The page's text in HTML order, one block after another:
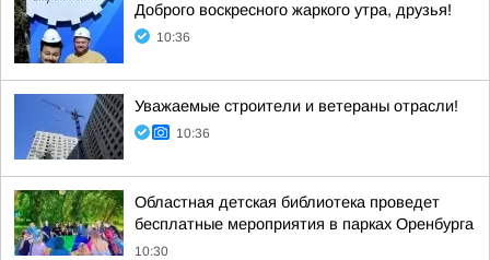
Доброго воскресного жаркого утра, друзья!
10:36
Уважаемые строители и ветераны отрасли!
10:36
Областная детская библиотека проведет
бесплатные мероприятия в парках Оренбурга
10:30